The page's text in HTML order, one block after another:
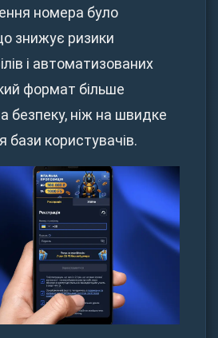
номера було
знижує ризики
і автоматизованих
формат більше
безпеку, ніж на швидке
користувачів.